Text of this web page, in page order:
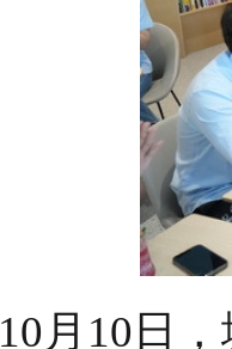
10月10日